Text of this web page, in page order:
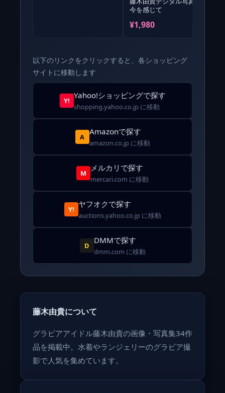
今を感じて
¥1,980
以下のリンクをクリックすると、各ショッピング
サイトに移動します
Y!
Yahoo!ショッピングで探す
shopping.yahoo.co.jp に移動
A
Amazonで探す
amazon.co.jp に移動
M
メルカリで探す
mercari.com に移動
Y!
ヤフオクで探す
auctions.yahoo.co.jp に移動
D
DMMで探す
dmm.com に移動
藤木由貴について
グラビアアイドル藤木由貴の画像・写真集34作
品を掲載中。水着やランジェリーのグラビア撮
影で人気を集めています。